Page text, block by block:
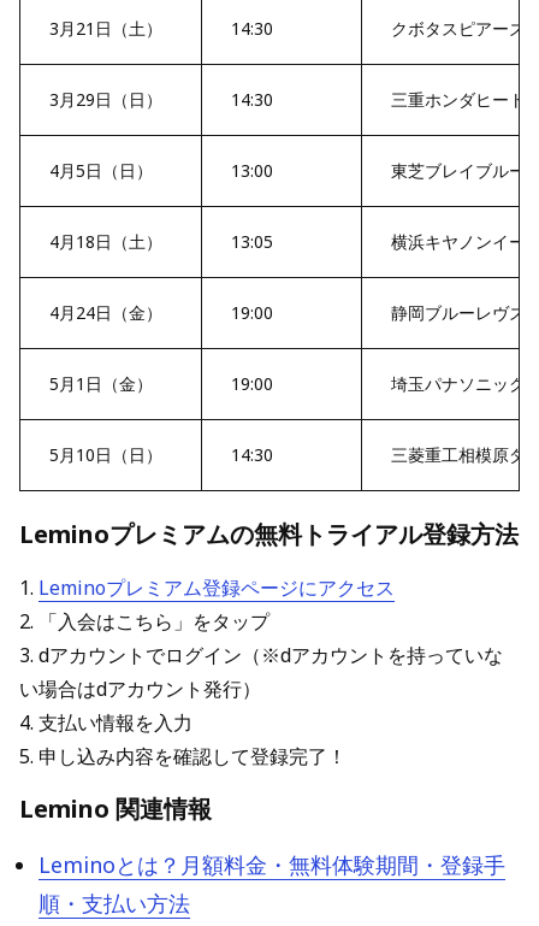
3月21日（土） 14:30 クボタスピアーズ
3月29日（日） 14:30 三重ホンダヒート
4月5日（日） 13:00 東芝ブレイブルー
4月18日（土） 13:05 横浜キヤノンイー
4月24日（金） 19:00 静岡ブルーレヴズ
5月1日（金） 19:00 埼玉パナソニック
5月10日（日） 14:30 三菱重工相模原ダ
Leminoプレミアムの無料トライアル登録方法
1. Leminoプレミアム登録ページにアクセス
2. 「入会はこちら」をタップ
3. dアカウントでログイン（※dアカウントを持っていな
い場合はdアカウント発行）
4. 支払い情報を入力
5. 申し込み内容を確認して登録完了！
Lemino 関連情報
Leminoとは？月額料金・無料体験期間・登録手
順・支払い方法